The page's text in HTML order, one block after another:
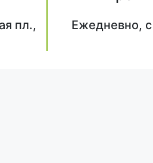
пл.,
Ежедневно,